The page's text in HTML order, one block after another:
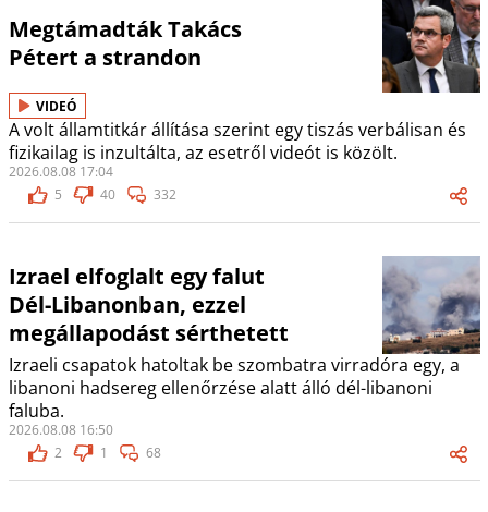
Megtámadták Takács
Pétert a strandon
VIDEÓ
A volt államtitkár állítása szerint egy tiszás verbálisan és
fizikailag is inzultálta, az esetről videót is közölt.
2026.08.08 17:04
5
40 332
Izrael elfoglalt egy falut
Dél-Libanonban, ezzel
megállapodást sérthetett
Izraeli csapatok hatoltak be szombatra virradóra egy, a
libanoni hadsereg ellenőrzése alatt álló dél-libanoni
faluba.
2026.08.08 16:50
2
1 68